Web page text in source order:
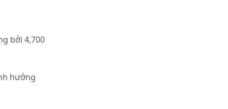
bởi 4,700
hưởng